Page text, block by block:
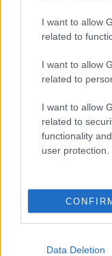
I want to allow
related to
I want to allow
related to
I want to allow
related to
functionality
user protection.
Data Deletion
szeretet: (fn)
figyelemben,
Cím: Bp. 1053
be kell
mivel
Ez az előadás a
Sajtó:
http://
10/11852419/